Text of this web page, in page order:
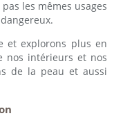
les mêmes usages
et explorons plus en
nos intérieurs et nos
de la peau et aussi